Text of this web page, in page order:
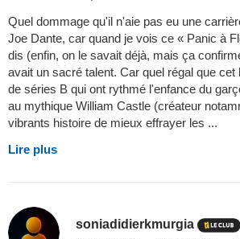
Quel dommage qu'il n'aie pas eu une
Joe Dante, car quand je vois ce « Panic à
dis (enfin, on le savait déjà, mais ça
avait un sacré talent. Car quel régal que
de séries B qui ont rythmé l'enfance du
au mythique William Castle (créateur
vibrants histoire de mieux effrayer les ...
Lire plus
soniadidierkmurgia